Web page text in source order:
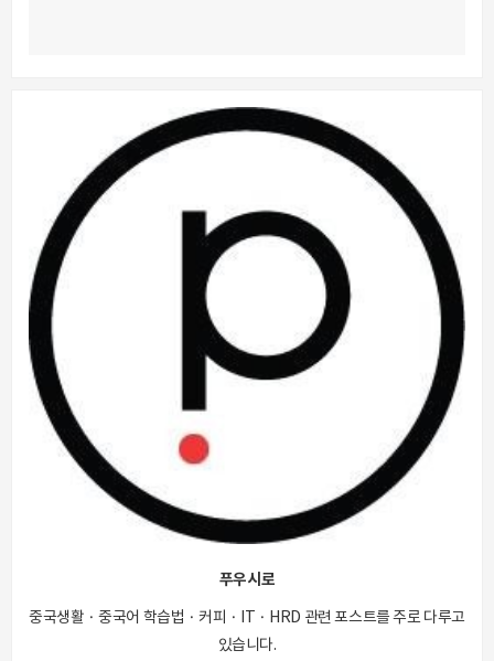
푸우시로
중국생활 · 중국어 학습법 · 커피 · IT · HRD 관련 포스트를 주로 다루고
있습니다.